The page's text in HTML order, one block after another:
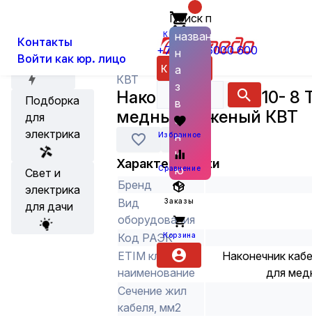
Контакты
Войти как юр. лицо
Корзина
+7 (800) 6000 600
Каталог
Поиск по
названию
н
а
з
в
а
н
и
ю
Избранное
Сравнение
Заказы
Корзина
Акции
Подборка
для
электрика
Свет и
электрика
для дачи
Кабельная арматура
КВТ
Наконечник ТМЛ 10- 8
медный луженый КВТ
Характеристики
Бренд
Вид
оборудования
Код РАЭК
ETIM класс
наименование
Наконечник
для
Сечение жил
кабеля, мм2